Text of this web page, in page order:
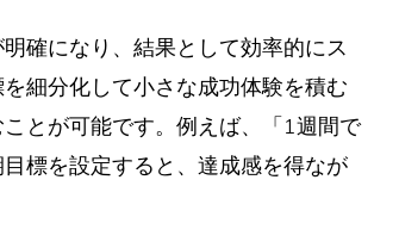
確になり、結果として効率的にス
細分化して小さな成功体験を積む
とが可能です。例えば、「1週間で
標を設定すると、達成感を得なが